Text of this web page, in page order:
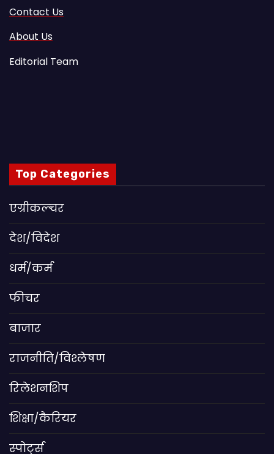
Contact Us
About Us
Editorial Team
Top Categories
एग्रीकल्चर
देश/विदेश
धर्म/कर्म
फीचर
बाजार
राजनीति/विश्लेषण
रिलेशनशिप
शिक्षा/कैरियर
स्पोर्ट्स